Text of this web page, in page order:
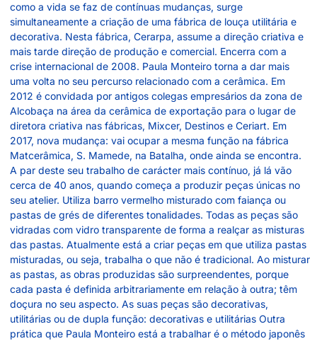
como a vida se faz de contínuas mudanças, surge
simultaneamente a criação de uma fábrica de louça utilitária e
decorativa. Nesta fábrica, Cerarpa, assume a direção criativa e
mais tarde direção de produção e comercial. Encerra com a
crise internacional de 2008. Paula Monteiro torna a dar mais
uma volta no seu percurso relacionado com a cerâmica. Em
2012 é convidada por antigos colegas empresários da zona de
Alcobaça na área da cerâmica de exportação para o lugar de
diretora criativa nas fábricas, Mixcer, Destinos e Ceriart. Em
2017, nova mudança: vai ocupar a mesma função na fábrica
Matcerâmica, S. Mamede, na Batalha, onde ainda se encontra.
A par deste seu trabalho de carácter mais contínuo, já lá vão
cerca de 40 anos, quando começa a produzir peças únicas no
seu atelier. Utiliza barro vermelho misturado com faiança ou
pastas de grés de diferentes tonalidades. Todas as peças são
vidradas com vidro transparente de forma a realçar as misturas
das pastas. Atualmente está a criar peças em que utiliza pastas
misturadas, ou seja, trabalha o que não é tradicional. Ao misturar
as pastas, as obras produzidas são surpreendentes, porque
cada pasta é definida arbitrariamente em relação à outra; têm
doçura no seu aspecto. As suas peças são decorativas,
utilitárias ou de dupla função: decorativas e utilitárias Outra
prática que Paula Monteiro está a trabalhar é o método japonês